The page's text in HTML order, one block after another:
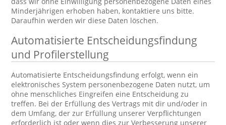
Minderjährigen erhoben haben, kontaktiere uns bitte.
Daraufhin werden wir diese Daten löschen.
Automatisierte Entscheidungsfindung
und Profilerstellung
Automatisierte Entscheidungsfindung erfolgt, wenn ein
elektronisches System personenbezogene Daten nutzt, um
ohne menschliches Eingreifen eine Entscheidung zu
treffen. Bei der Erfüllung des Vertrags mit dir und/oder in
dem Umfang, der zur Erfüllung unserer Verpflichtungen
erforderlich ist oder wenn dies zur Verbesserung unserer